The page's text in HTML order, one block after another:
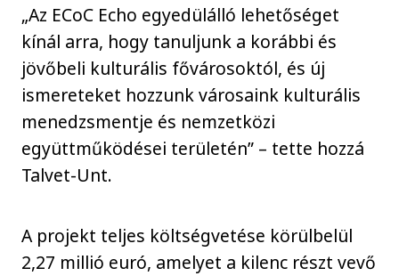
„Az ECoC Echo egyedülálló lehetőséget
kínál arra, hogy tanuljunk a korábbi és
jövőbeli kulturális fővárosoktól, és új
ismereteket hozzunk városaink kulturális
menedzsmentje és nemzetközi
együttműködései területén” – tette hozzá
Talvet-Unt.
A projekt teljes költségvetése körülbelül
2,27 millió euró, amelyet a kilenc részt vevő